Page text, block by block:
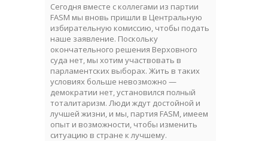
Сегодня вместе с коллегами из партии
FASM мы вновь пришли в Центральную
избирательную комиссию, чтобы подать
наше заявление. Поскольку
окончательного решения Верховного
суда нет, мы хотим участвовать в
парламентских выборах. Жить в таких
условиях больше невозможно —
демократии нет, установился полный
тоталитаризм. Люди ждут достойной и
лучшей жизни, и мы, партия FASM, имеем
опыт и возможности, чтобы изменить
ситуацию в стране к лучшему.